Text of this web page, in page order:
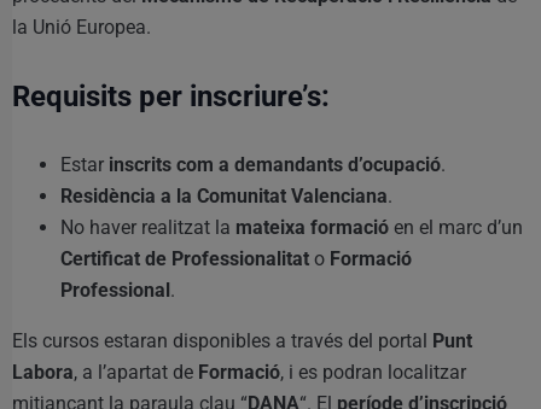
la Unió Europea.
Requisits per inscriure’s:
Estar inscrits com a demandants d’ocupació.
Residència a la Comunitat Valenciana.
No haver realitzat la mateixa formació en el marc d’un
Certificat de Professionalitat o Formació
Professional.
Els cursos estaran disponibles a través del portal Punt
Labora, a l’apartat de Formació, i es podran localitzar
mitjançant la paraula clau “DANA“. El període d’inscripció